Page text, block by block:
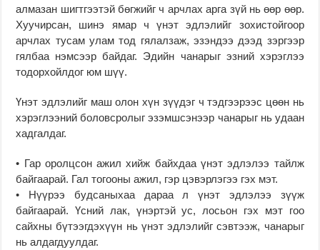
алмазан шигтгээтэй бөгжийг ч арчлах арга зүй нь өөр өөр.
Хуучирсан, шинэ ямар ч үнэт эдлэлийг зохистойгоор
арчлах тусам улам тод гялалзаж, эзэндээ дээд зэргээр
гялбаа нэмсээр байдаг. Эдийн чанарыг эзний хэрэглээ
тодорхойлдог юм шүү.
Үнэт эдлэлийг маш олон хүн зүүдэг ч тэдгээрээс цөөн нь
хэрэглээний боловсролыг эзэмшсэнээр чанарыг нь удаан
хадгалдаг.
• Гар оролцсон ажил хийж байхдаа үнэт эдлэлээ тайлж
байгаарай. Гал тогооны ажил, гэр цэвэрлэгээ гэх мэт.
• Нүүрээ будсаныхаа дараа л үнэт эдлэлээ зүүж
байгаарай. Үсний лак, үнэртэй ус, лосьон гэх мэт гоо
сайхны бүтээгдэхүүн нь үнэт эдлэлийг сэвтээж, чанарыг
нь алдагдуулдаг.